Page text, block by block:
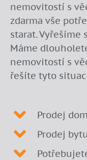
nemovitostí s
zdarma vše
starat. Vyřešíme
Máme
nemovitostí s
řešíte tyto
Prodej
Prodej